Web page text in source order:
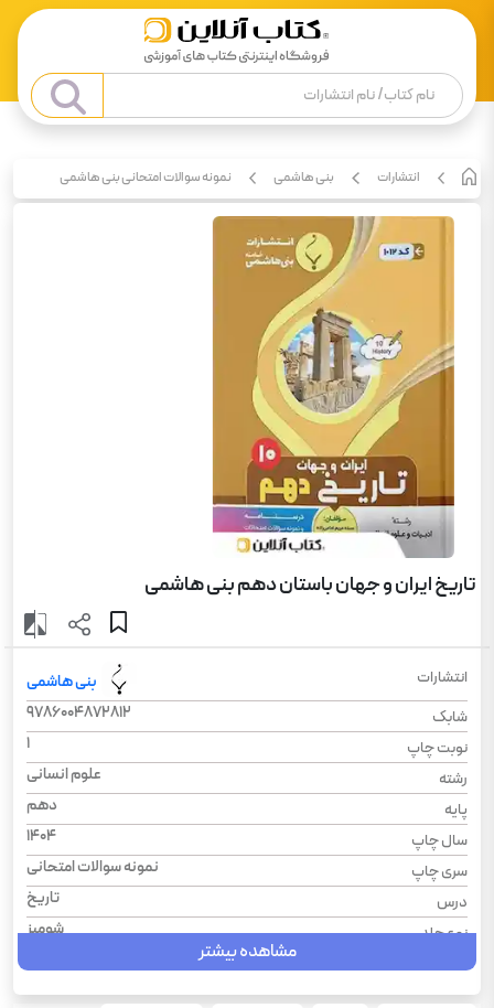
انتشارات بنی هاشمی نمونه سوالات امتحانی بنی هاشمی
تاریخ ایران و جهان باستان دهم بنی هاشمی
انتشارات
بنی هاشمی
شابک
9786004872812
نوبت چاپ
1
رشته
علوم انسانی
پایه
دهم
سال چاپ
1404
سری چاپ
نمونه سوالات امتحانی
درس
تاریخ
نوع جلد
شومیز
تعداد صفحه
64
مشاهده بیشتر